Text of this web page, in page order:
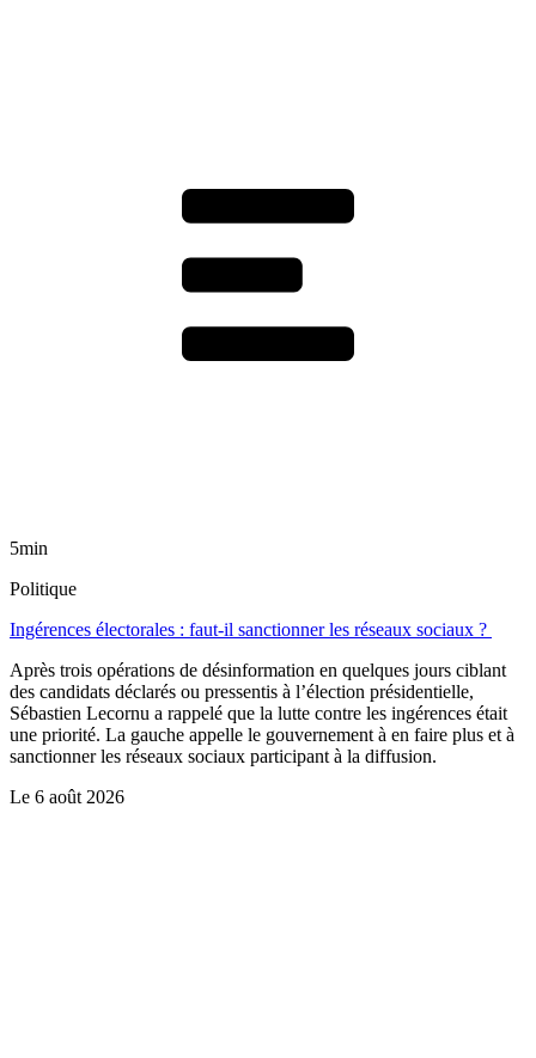
5min
Politique
Ingérences électorales : faut-il sanctionner les réseaux sociaux ?
Après trois opérations de désinformation en quelques jours ciblant
des candidats déclarés ou pressentis à l’élection présidentielle,
Sébastien Lecornu a rappelé que la lutte contre les ingérences était
une priorité. La gauche appelle le gouvernement à en faire plus et à
sanctionner les réseaux sociaux participant à la diffusion.
Le 6 août 2026